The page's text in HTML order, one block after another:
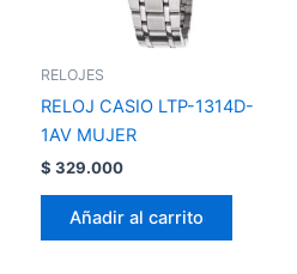
RELOJES
RELOJ CASIO LTP-1314D-
1AV MUJER
$ 329.000
Añadir al carrito